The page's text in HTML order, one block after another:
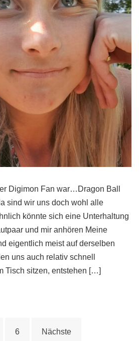
Digimon Fan war…Dragon Ball
sind wir uns doch wohl alle
könnte sich eine Unterhaltung
und mir anhören Meine
eigentlich meist auf derselben
uns auch relativ schnell
Tisch sitzen, entstehen […]
6 Nächste